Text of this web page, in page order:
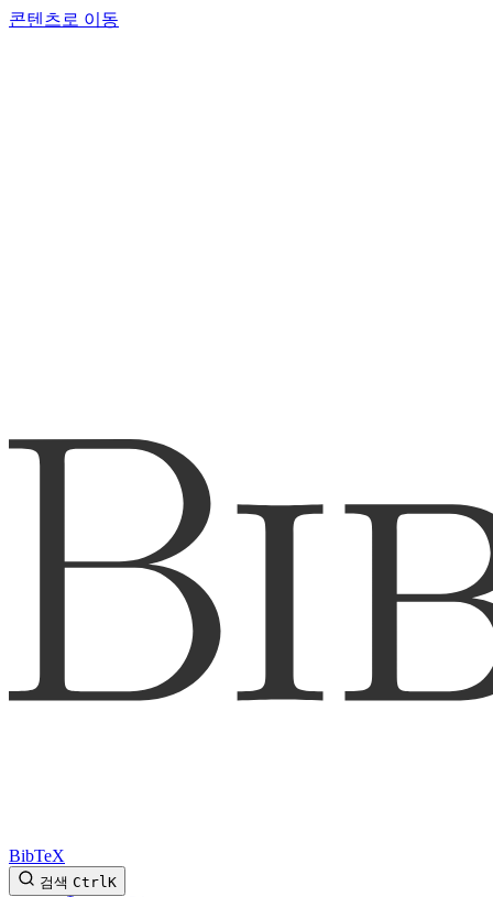
콘텐츠로 이동
BibTeX
검색 CtrlK